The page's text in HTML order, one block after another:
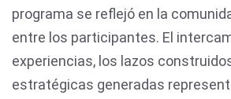
programa se reflejó en la
entre los participantes. El
experiencias, los lazos
estratégicas generadas